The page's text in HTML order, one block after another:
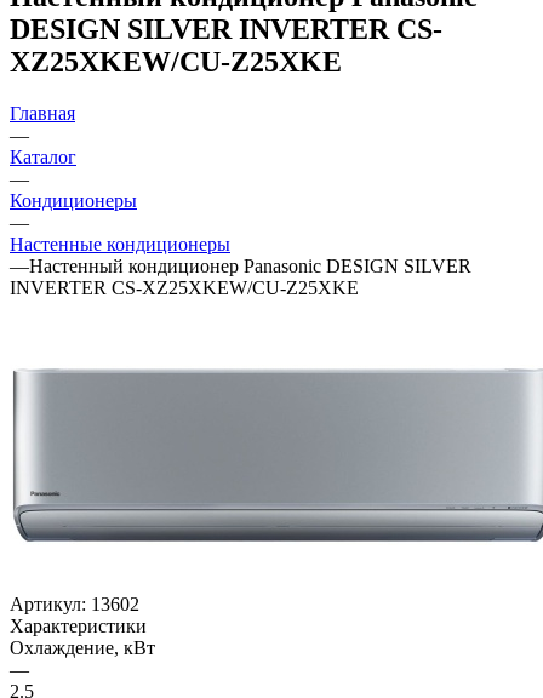
DESIGN SILVER INVERTER CS-
XZ25XKEW/CU-Z25XKE
Главная
—
Каталог
—
Кондиционеры
—
Настенные кондиционеры
—Настенный кондиционер Panasonic DESIGN SILVER
INVERTER CS-XZ25XKEW/CU-Z25XKE
Артикул: 13602
Характеристики
Охлаждение, кВт
—
2.5